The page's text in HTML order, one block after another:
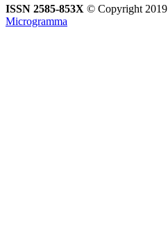
ISSN 2585-853X © Copyright 2019
Microgramma